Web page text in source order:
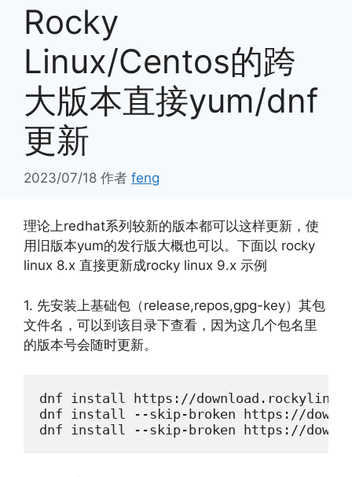
Rocky
Linux/Centos的跨
大版本直接yum/dnf
更新
2023/07/18 作者 feng
理论上redhat系列较新的版本都可以这样更新，使
用旧版本yum的发行版大概也可以。下面以 rocky
linux 8.x 直接更新成rocky linux 9.x 示例
1. 先安装上基础包（release,repos,gpg-key）其包
文件名，可以到该目录下查看，因为这几个包名里
的版本号会随时更新。
dnf install https://
dnf install --skip-broken https://
dnf install --skip-broken https://